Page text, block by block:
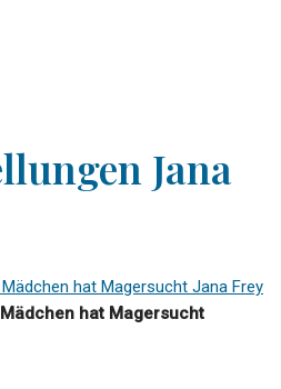
Jana
hat Magersucht